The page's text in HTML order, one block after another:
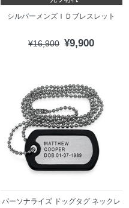
シルバーメンズＩＤブレスレット
¥16,900 ¥9,900
パーソナライズ ドッグタグ ネックレ